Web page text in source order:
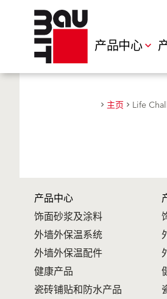
产品中心
主页 Life
产品中心
饰面砂浆及涂料
外墙外保温系统
外墙外保温配件
健康产品
瓷砖铺贴和防水产品